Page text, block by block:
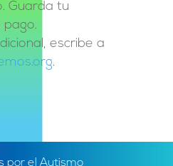
Guarda tu
escribe a
.
por el Autismo